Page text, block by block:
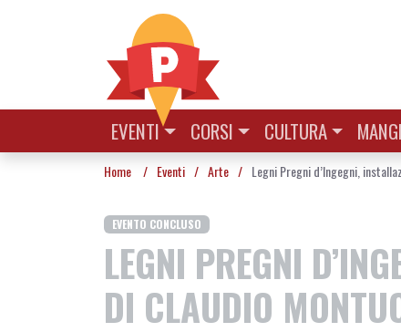
EVENTI CORSI CULTURA
Home / Eventi / Arte / Legni Pregni d’Ingegni,
EVENTO CONCLUSO
LEGNI PREGNI
DI CLAUDIO